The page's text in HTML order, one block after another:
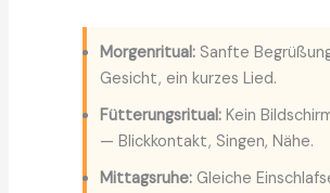
Morgenritual:Sanfte
Gesicht, ein kurzes Lied.
Fütterungsritual:Kein
— Blickkontakt, Singen, Nähe.
Mittagsruhe:Gleiche